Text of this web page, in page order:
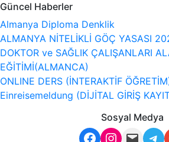
Güncel Haberler
Almanya Diploma Denklik
ALMANYA NİTELİKLİ GÖÇ YASASI
DOKTOR ve SAĞLIK ÇALIŞANLARI
EĞİTİMİ(ALMANCA)
ONLINE DERS (İNTERAKTİF
Einreisemeldung (DİJİTAL GİRİŞ
Sosyal Medya
Facebook